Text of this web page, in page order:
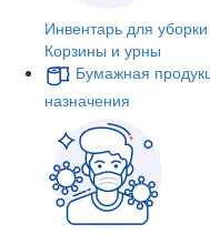
Инвентарь для уборки
Корзины и урны
Бумажная
назначения